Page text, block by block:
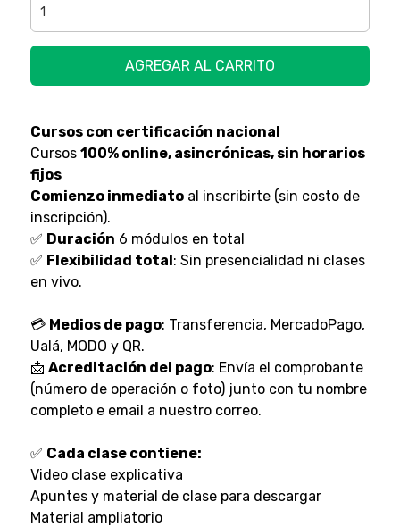
AGREGAR AL CARRITO
Cursos con certificación nacional
Cursos 100% online, asincrónicas, sin horarios
fijos
Comienzo inmediatoal inscribirte (sin costo de
inscripción).
✅ Duración 6 módulos en total
✅ Flexibilidad total: Sin presencialidad ni clases
en vivo.
💳 Medios de pago: Transferencia, MercadoPago,
Ualá, MODO y QR.
📩 Acreditación del pago: Envía el comprobante
(número de operación o foto) junto con tu nombre
completo e email a nuestro correo.
✅ Cada clase contiene:
Video clase explicativa
Apuntes y material de clase para descargar
Material ampliatorio